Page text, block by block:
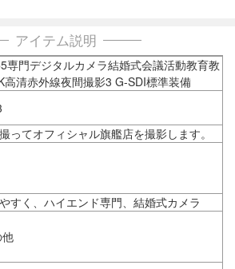
アイテム説明
専門デジタルカメラ結婚式会議活動教育教
高清赤外線夜間撮影3 G-SDI標準装備
ってオフィシャル旗艦店を撮影します。
すく、ハイエンド専門、結婚式カメラ
他